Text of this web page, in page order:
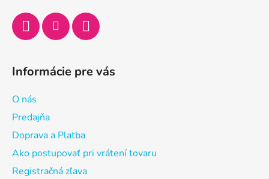
Informácie pre vás
O nás
Predajňa
Doprava a Platba
Ako postupovať pri vrátení tovaru
Registračná zľava